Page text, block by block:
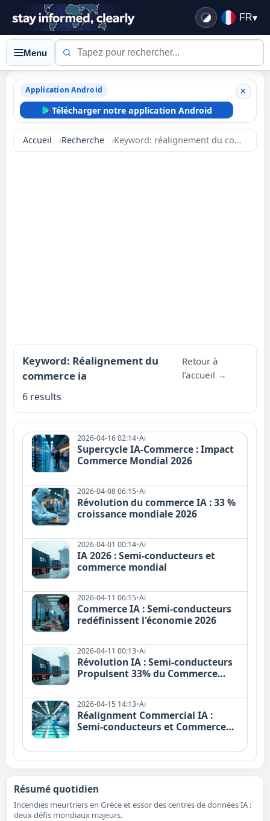
FR▾
Menu
Application Android
Télécharger notre application Android
×
Accueil Recherche Keyword: réalignement du commerce ia
Keyword: Réalignement du
commerce ia
Retour à
l’accueil →
6 results
2026-04-16 02:14•Ai
Supercycle IA-Commerce : Impact
Commerce Mondial 2026
2026-04-08 06:15•Ai
Révolution du commerce IA : 33 %
croissance mondiale 2026
2026-04-01 00:14•Ai
IA 2026 : Semi-conducteurs et
commerce mondial
2026-04-11 06:15•Ai
Commerce IA : Semi-conducteurs
redéfinissent l'économie 2026
2026-04-11 00:13•Ai
Révolution IA : Semi-conducteurs
Propulsent 33% du Commerce
2026-04-15 14:13•Ai
Réalignment Commercial IA :
Semi-conducteurs et Commerce
Résumé quotidien
Incendies meurtriers en Grèce et essor des centres de données IA :
deux défis mondiaux majeurs.